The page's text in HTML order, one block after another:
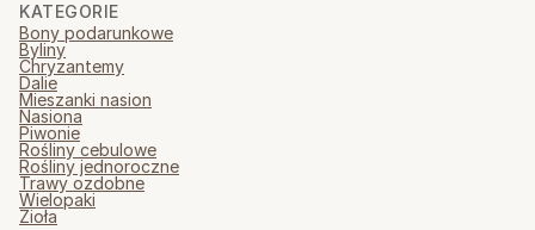
KATEGORIE
Bony podarunkowe
Byliny
Chryzantemy
Dalie
Mieszanki nasion
Nasiona
Piwonie
Rośliny cebulowe
Rośliny jednoroczne
Trawy ozdobne
Wielopaki
Zioła